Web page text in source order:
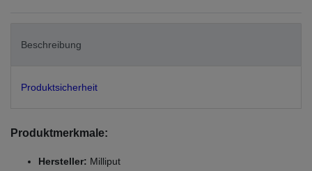
Beschreibung
Produktsicherheit
Produktmerkmale:
Hersteller: Milliput